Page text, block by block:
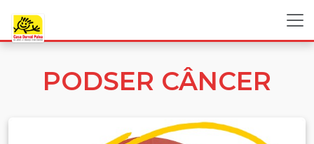
PODSER CÂNCER